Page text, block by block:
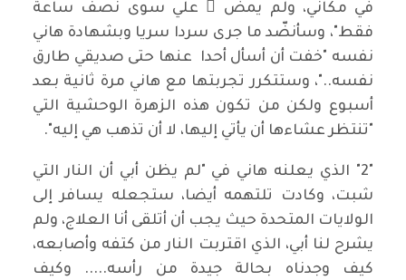
في مكاني، ولم يمض ِ علي سوى نصف ساعة
فقط"، وسأنضّد ما جرى سردا سريا وبشهادة هاني
نفسه "خفت أن أسأل أحدا عنها حتى صديقي طارق
نفسه.."، وستتكرر تجربتها مع هاني مرة ثانية بعد
أسبوع ولكن من تكون هذه الزهرة الوحشية التي
"تنتظر عشاءها أن يأتي إليها، لا أن تذهب هي إليه".
"2" الذي يعلنه هاني في "لم يظن أبي أن النار التي
شبت، وكادت تلتهمه أيضا، ستجعله يسافر إلى
الولايات المتحدة حيث يجب أن أتلقى أنا العلاج، ولم
يشرح لنا أبي، الذي اقتربت النار من كتفه وأصابعه،
كيف وجدناه بحالة جيدة من رأسه..... وكيف